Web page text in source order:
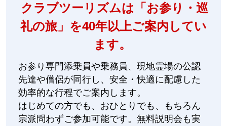
クラブツーリズムは「お参り・巡
礼の旅」を40年以上ご案内してい
ます。
お参り専門添乗員や乗務員、現地霊場の公認
先達や僧侶が同行し、安全・快適に配慮した
効率的な行程でご案内します。
はじめての方でも、おひとりでも、もちろん
宗派問わずご参加可能です。無料説明会も実